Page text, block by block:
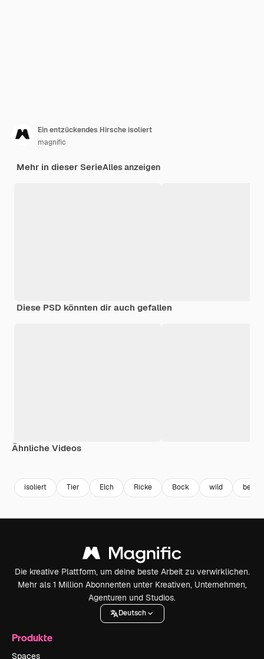
Ein entzückendes Hirsche isoliert
magnific
Mehr in dieser SerieAlles anzeigen
Diese PSD könnten dir auch gefallen
Ähnliche Videos
isoliert Tier Elch Ricke Bock wild
Die kreative Plattform, um deine beste Arbeit zu verwirklichen.
Mehr als 1 Million Abonnenten unter Kreativen, Unternehmen,
Agenturen und Studios.
Deutsch
Produkte
Spaces